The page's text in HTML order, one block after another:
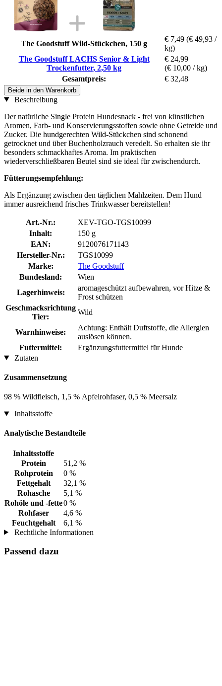
The Goodstuff Wild-Stückchen, 150 g
€ 7,49 (€ 49,93 /
kg)
The Goodstuff LACHS Senior & Light
Trockenfutter, 2,50 kg
€ 24,99
(€ 10,00 / kg)
Gesamtpreis:
€ 32,48
Beide in den Warenkorb
Beschreibung
Der natürliche Single Protein Hundesnack - frei von künstlichen
Aromen, Farb- und Konservierungsstoffen sowie ohne Getreide und
Zucker. Die hundgerechten Wild-Stückchen sind schonend
getrocknet und über Buchenholzrauch veredelt. So erhalten sie ihr
besonders schmackhaftes Aroma. Im praktischen
wiederverschließbaren Beutel sind sie ideal für zwischendurch.
Fütterungsempfehlung:
Als Ergänzung zwischen den täglichen Mahlzeiten. Dem Hund
immer ausreichend frisches Trinkwasser bereitstellen!
Art.-Nr.:
XEV-TGO-TGS10099
Inhalt:
150 g
EAN:
9120076171143
Hersteller-Nr.:
TGS10099
Marke:
The Goodstuff
Bundesland:
Wien
Lagerhinweis:
aromageschützt aufbewahren, vor Hitze &
Frost schützen
Geschmacksrichtung
Tier:
Wild
Warnhinweise:
Achtung: Enthält Duftstoffe, die Allergien
auslösen können.
Futtermittel:
Ergänzungsfuttermittel für Hunde
Zutaten
Zusammensetzung
98 % Wildfleisch, 1,5 % Apfelrohfaser, 0,5 % Meersalz
Inhaltsstoffe
Analytische Bestandteile
Inhaltsstoffe
Protein
51,2 %
Rohprotein
0 %
Fettgehalt
32,1 %
Rohasche
5,1 %
Rohöle und -fette0 %
Rohfaser
4,6 %
Feuchtgehalt
6,1 %
Rechtliche Informationen
Passend dazu